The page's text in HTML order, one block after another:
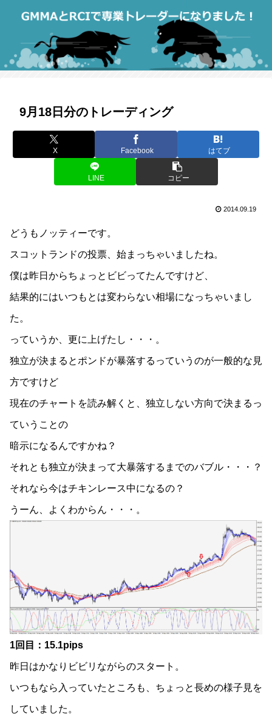
9月18日分のトレーディング
X Facebook はてブ
LINE コピー
2014.09.19
どうもノッティーです。
スコットランドの投票、始まっちゃいましたね。
僕は昨日からちょっとビビってたんですけど、
結果的にはいつもとは変わらない相場になっちゃいまし
た。
っていうか、更に上げたし・・・。
独立が決まるとポンドが暴落するっていうのが一般的な見
方ですけど
現在のチャートを読み解くと、独立しない方向で決まるっ
ていうことの
暗示になるんですかね？
それとも独立が決まって大暴落するまでのバブル・・・？
それなら今はチキンレース中になるの？
うーん、よくわからん・・・。
1回目：15.1pips
昨日はかなりビビリながらのスタート。
いつもなら入っていたところも、ちょっと長めの様子見を
していました。